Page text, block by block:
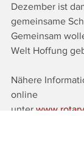
Dezember ist
gemeinsame
Gemeinsam
Welt Hoffung
Nähere
online
unter